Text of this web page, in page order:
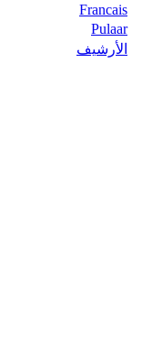
Francais
Pulaar
الأرشيف